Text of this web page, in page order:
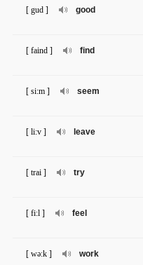
good
[ gud ]
find
[ faind ]
seem
[ si:m ]
leave
[ li:v ]
try
[ trai ]
feel
[ fi:l ]
work
[ wə:k ]